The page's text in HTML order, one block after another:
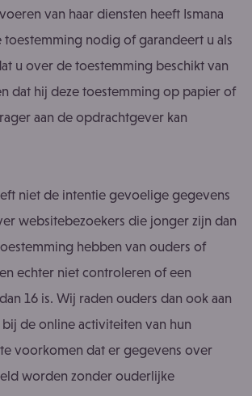
van haar diensten heeft Ismana
nodig of garandeert u als
u over de toestemming beschikt van
dat hij deze toestemming op papier of
aan de opdrachtgever kan
niet de intentie gevoelige gegevens
websitebezoekers die jonger zijn dan
hebben van ouders of
echter niet controleren of een
16 is. Wij raden ouders dan ook aan
de online activiteiten van hun
voorkomen dat er gegevens over
worden zonder ouderlijke